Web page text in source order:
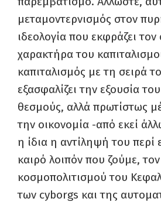
μεταμοντερνισμός στον
ιδεολογία που εκφράζει
χαρακτήρα του
καπιταλισμός με τη σειρά
εξασφαλίζει την εξουσία
θεσμούς, αλλά πρωτίστως
την οικονομία -από εκεί
η ίδια η αντίληψή του περί
καιρό λοιπόν που ζούμε,
κοσμοπολιτισμού του
των cyborgs και της